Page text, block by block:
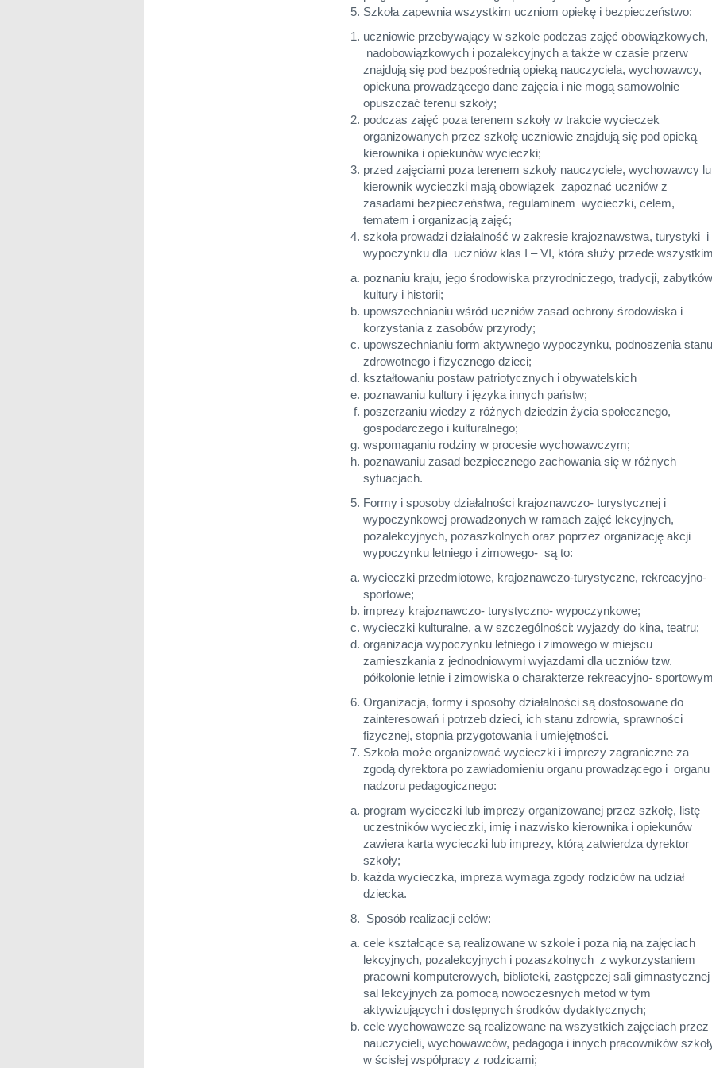
Szkoła zapewnia wszystkim uczniom opiekę i bezpieczeństwo:
uczniowie przebywający w szkole podczas zajęć obowiązkowych,
nadobowiązkowych i pozalekcyjnych a także w czasie przerw
znajdują się pod bezpośrednią opieką nauczyciela, wychowawcy,
opiekuna prowadzącego dane zajęcia i nie mogą samowolnie
opuszczać terenu szkoły;
podczas zajęć poza terenem szkoły w trakcie wycieczek
organizowanych przez szkołę uczniowie znajdują się pod opieką
kierownika i opiekunów wycieczki;
przed zajęciami poza terenem szkoły nauczyciele, wychowawcy
kierownik wycieczki mają obowiązek zapoznać uczniów z
zasadami bezpieczeństwa, regulaminem wycieczki, celem,
tematem i organizacją zajęć;
szkoła prowadzi działalność w zakresie krajoznawstwa, turystyki i
wypoczynku dla uczniów klas I – VI, która służy przede
poznaniu kraju, jego środowiska przyrodniczego, tradycji, zabytków
kultury i historii;
upowszechnianiu wśród uczniów zasad ochrony środowiska i
korzystania z zasobów przyrody;
upowszechnianiu form aktywnego wypoczynku, podnoszenia stanu
zdrowotnego i fizycznego dzieci;
kształtowaniu postaw patriotycznych i obywatelskich
poznawaniu kultury i języka innych państw;
poszerzaniu wiedzy z różnych dziedzin życia społecznego,
gospodarczego i kulturalnego;
wspomaganiu rodziny w procesie wychowawczym;
poznawaniu zasad bezpiecznego zachowania się w różnych
sytuacjach.
Formy i sposoby działalności krajoznawczo- turystycznej i
wypoczynkowej prowadzonych w ramach zajęć lekcyjnych,
pozalekcyjnych, pozaszkolnych oraz poprzez organizację akcji
wypoczynku letniego i zimowego- są to:
wycieczki przedmiotowe, krajoznawczo-turystyczne, rekreacyjno-
sportowe;
imprezy krajoznawczo- turystyczno- wypoczynkowe;
wycieczki kulturalne, a w szczególności: wyjazdy do kina, teatru;
organizacja wypoczynku letniego i zimowego w miejscu
zamieszkania z jednodniowymi wyjazdami dla uczniów tzw.
półkolonie letnie i zimowiska o charakterze rekreacyjno-
Organizacja, formy i sposoby działalności są dostosowane do
zainteresowań i potrzeb dzieci, ich stanu zdrowia, sprawności
fizycznej, stopnia przygotowania i umiejętności.
Szkoła może organizować wycieczki i imprezy zagraniczne za
zgodą dyrektora po zawiadomieniu organu prowadzącego i organu
nadzoru pedagogicznego:
program wycieczki lub imprezy organizowanej przez szkołę, listę
uczestników wycieczki, imię i nazwisko kierownika i opiekunów
zawiera karta wycieczki lub imprezy, którą zatwierdza dyrektor
szkoły;
każda wycieczka, impreza wymaga zgody rodziców na udział
dziecka.
Sposób realizacji celów:
cele kształcące są realizowane w szkole i poza nią na zajęciach
lekcyjnych, pozalekcyjnych i pozaszkolnych z wykorzystaniem
pracowni komputerowych, biblioteki, zastępczej sali gimnastycznej
sal lekcyjnych za pomocą nowoczesnych metod w tym
aktywizujących i dostępnych środków dydaktycznych;
cele wychowawcze są realizowane na wszystkich zajęciach przez
nauczycieli, wychowawców, pedagoga i innych pracowników
w ścisłej współpracy z rodzicami;